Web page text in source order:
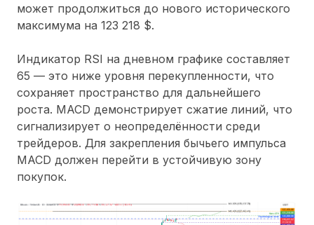
может продолжиться до нового исторического
максимума на 123 218 $.
Индикатор RSI на дневном графике составляет
65 — это ниже уровня перекупленности, что
сохраняет пространство для дальнейшего
роста. MACD демонстрирует сжатие линий, что
сигнализирует о неопределённости среди
трейдеров. Для закрепления бычьего импульса
MACD должен перейти в устойчивую зону
покупок.